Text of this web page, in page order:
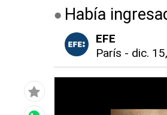
Había
EFE
París - dic.